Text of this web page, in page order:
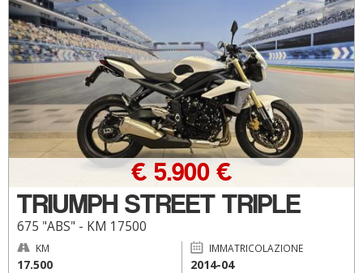
TRIUMPH STREET TRIPLE
675 "ABS" - KM 17500
€ 5.900 €
KM
17.500
IMMATRICOLAZIONE
2014-04